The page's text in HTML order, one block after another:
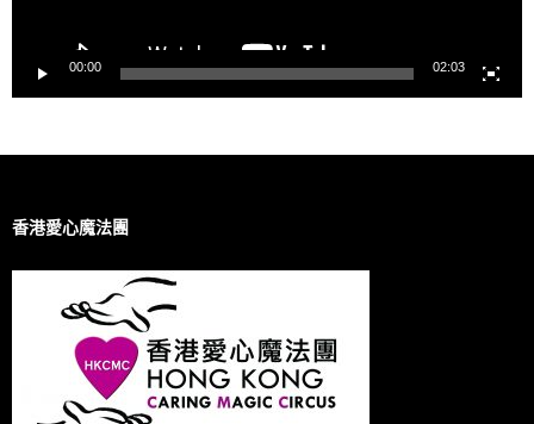
00:00 02:03
香港愛心魔法團